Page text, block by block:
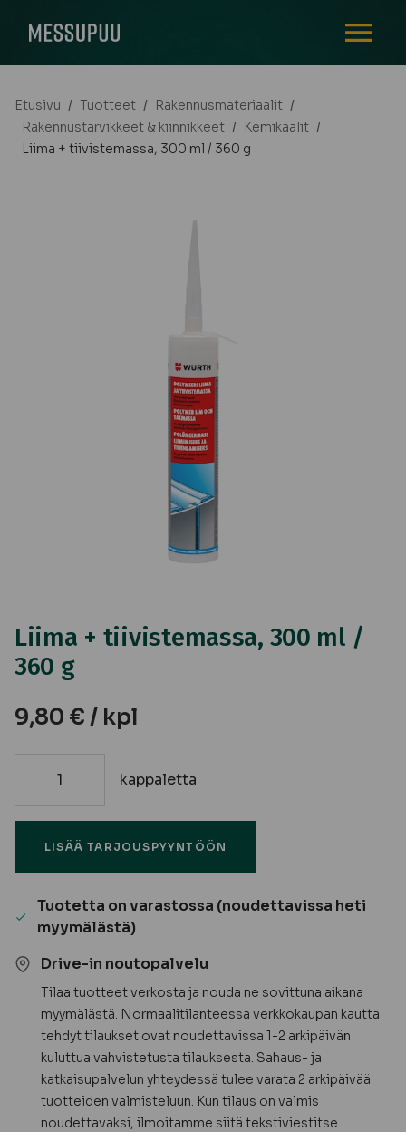
Etusivu / Tuotteet / Rakennusmateriaalit /
Rakennustarvikkeet & kiinnikkeet / Kemikaalit /
Liima + tiivistemassa, 300 ml / 360 g
Liima + tiivistemassa, 300 ml /
360 g
9,80 € / kpl
ml
360
määrä
kappaletta
LISÄÄ TARJOUSPYYNTÖÖN
Tuotetta on varastossa (noudettavissa heti
myymälästä)
Drive-in noutopalvelu
Tilaa tuotteet verkosta ja nouda ne sovittuna aikana
myymälästä. Normaalitilanteessa verkkokaupan kautta
tehdyt tilaukset ovat noudettavissa 1-2 arkipäivän
kuluttua vahvistetusta tilauksesta. Sahaus- ja
katkaisupalvelun yhteydessä tulee varata 2 arkipäivää
tuotteiden valmisteluun. Kun tilaus on valmis
noudettavaksi, ilmoitamme siitä tekstiviestitse.